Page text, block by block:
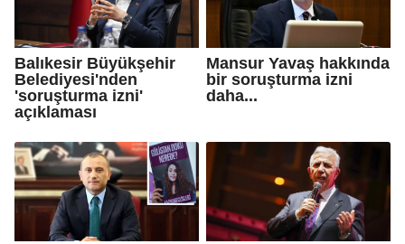
Balıkesir Büyükşehir
Belediyesi'nden
'soruşturma izni'
açıklaması
Mansur Yavaş hakkında
bir soruşturma izni
daha...